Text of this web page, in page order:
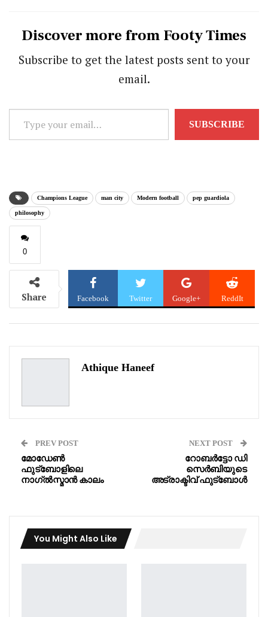
Discover more from Footy Times
Subscribe to get the latest posts sent to your
email.
Type
your
SUBSCRIBE
Champions League man city Modern football pep guardiola
philosophy
0
Share Facebook Twitter Google+ ReddIt
Athique Haneef
PREV POST
മോഡേൺ
ഫുട്‌ബോളിലെ
നാഗ്ൽസ്മാൻ കാലം
NEXT POST
റോബർട്ടോ ഡി
സെർബിയുടെ
അട്രാക്ടിവ് ഫുട്‌ബോൾ
You Might Also Like